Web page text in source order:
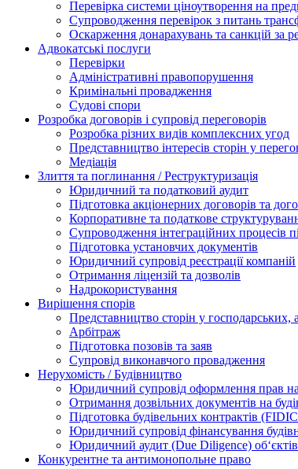
Перевірка системи ціноутворення на
Супроводження перевірок з питань
Оскарження донарахувань та санкцій за
Адвокатські послуги
Перевірки
Адміністративні правопорушення
Кримінальні провадження
Судові спори
Розробка договорів і супровід переговорів
Розробка різних видів комплексних угод
Представництво інтересів сторін у
Медіація
Злиття та поглинання / Реструктуризація
Юридичний та податковий аудит
Підготовка акціонерних договорів та
Корпоративне та податкове
Супроводження інтеграційних процесів
Підготовка установчих документів
Юридичний супровід реєстрації компаній
Отримання ліцензій та дозволів
Надрокористування
Вирішення спорів
Представництво сторін у господарських,
Арбітраж
Підготовка позовів та заяв
Супровід виконавчого провадження
Нерухомість / Будівництво
Юридичний супровід оформлення прав на
Отримання дозвільних документів на
Підготовка будівельних контрактів
Юридичний супровід фінансування
Юридичний аудит (Due Diligence) об‘єктів
Конкурентне та антимонопольне право